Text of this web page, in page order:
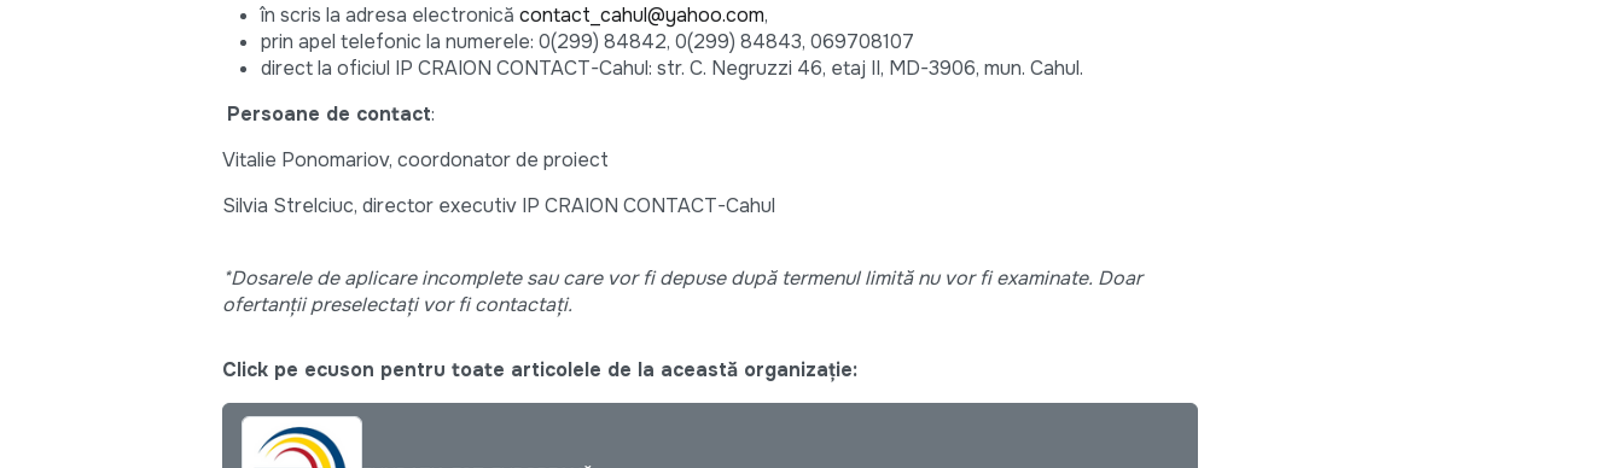
în scris la adresa electronică contact_cahul@yahoo.com,
prin apel telefonic la numerele: 0(299) 84842, 0(299) 84843, 069708107
direct la oficiul IP CRAION CONTACT-Cahul: str. C. Negruzzi 46, etaj II, MD-3906, mun. Cahul.
Persoane de contact:
Vitalie Ponomariov, coordonator de proiect
Silvia Strelciuc, director executiv IP CRAION CONTACT-Cahul
*Dosarele de aplicare incomplete sau care vor fi depuse după termenul limită nu vor fi examinate. Doar
ofertanții preselectați vor fi contactați.
Click pe ecuson pentru toate articolele de la această organizație: